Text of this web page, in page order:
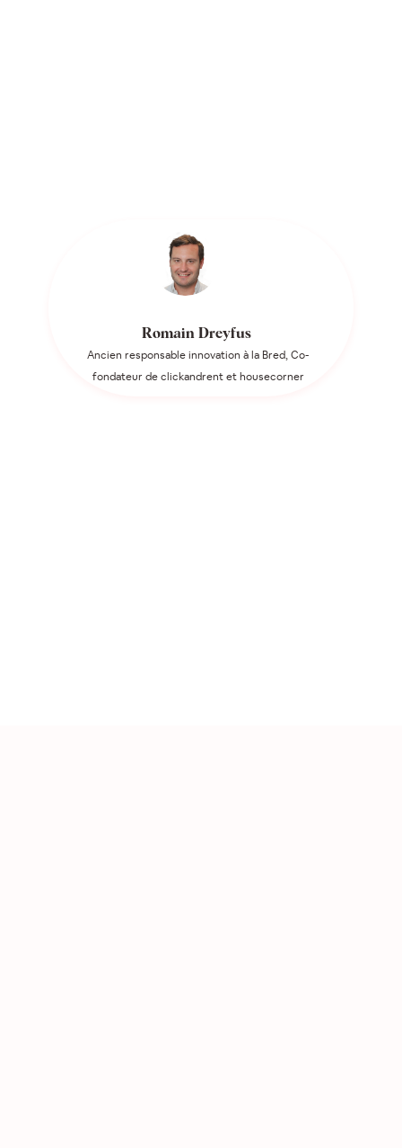
Romain Dreyfus
Ancien responsable innovation à la Bred, Co-
fondateur de clickandrent et housecorner